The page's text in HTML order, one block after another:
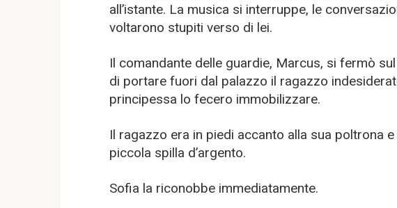
all’istante. La musica si interruppe, le
voltarono stupiti verso di lei.
Il comandante delle guardie, Marcus, si fermò
di portare fuori dal palazzo il ragazzo
principessa lo fecero immobilizzare.
Il ragazzo era in piedi accanto alla sua poltrona
piccola spilla d’argento.
Sofia la riconobbe immediatamente.